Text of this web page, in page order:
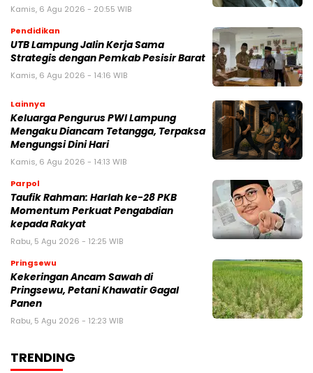
Kamis, 6 Agu 2026 - 20:55 WIB
Pendidikan
UTB Lampung Jalin Kerja Sama
Strategis dengan Pemkab Pesisir Barat
Kamis, 6 Agu 2026 - 14:16 WIB
Lainnya
Keluarga Pengurus PWI Lampung
Mengaku Diancam Tetangga, Terpaksa
Mengungsi Dini Hari
Kamis, 6 Agu 2026 - 14:13 WIB
Parpol
Taufik Rahman: Harlah ke-28 PKB
Momentum Perkuat Pengabdian
kepada Rakyat
Rabu, 5 Agu 2026 - 12:25 WIB
Pringsewu
Kekeringan Ancam Sawah di
Pringsewu, Petani Khawatir Gagal
Panen
Rabu, 5 Agu 2026 - 12:23 WIB
TRENDING